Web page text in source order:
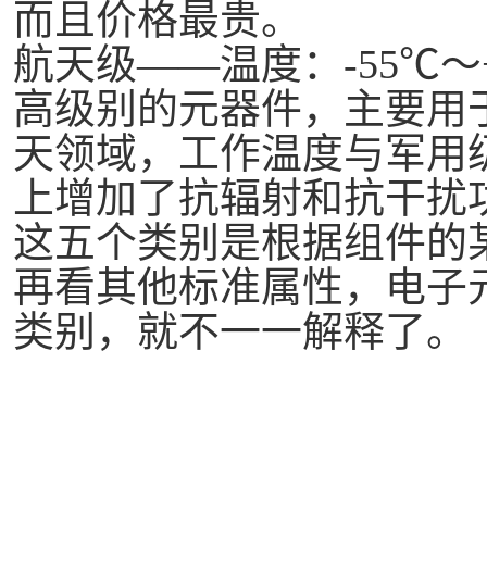
而且价格最贵。
航天级——温度：-55℃～
高级别的元器件，主要
天领域，工作温度与军
上增加了抗辐射和抗干扰
这五个类别是根据组件
再看其他标准属性，电
类别，就不一一解释了。